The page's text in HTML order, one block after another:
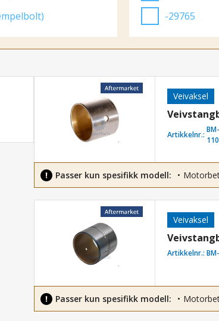
-29765
Veivaksel
Artikkelnr.:
BM-
Passer kun spesifikk modell:
Veivaksel
Artikkelnr.:
Passer kun spesifikk modell: